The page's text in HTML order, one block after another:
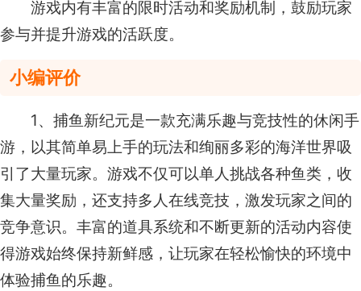
游戏内有丰富的限时活动和奖励机制，鼓励玩家
参与并提升游戏的活跃度。
小编评价
1、捕鱼新纪元是一款充满乐趣与竞技性的休闲手
游，以其简单易上手的玩法和绚丽多彩的海洋世界吸
引了大量玩家。游戏不仅可以单人挑战各种鱼类，收
集大量奖励，还支持多人在线竞技，激发玩家之间的
竞争意识。丰富的道具系统和不断更新的活动内容使
得游戏始终保持新鲜感，让玩家在轻松愉快的环境中
体验捕鱼的乐趣。